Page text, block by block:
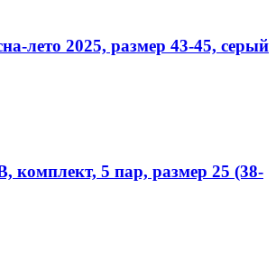
лето 2025, размер 43-45, серый
комплект, 5 пар, размер 25 (38-